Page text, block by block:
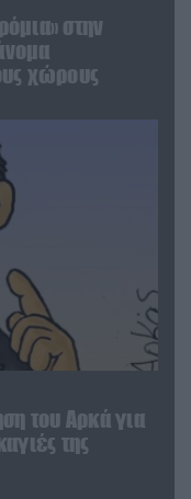
στην
χώρους
του Αρκά για
της